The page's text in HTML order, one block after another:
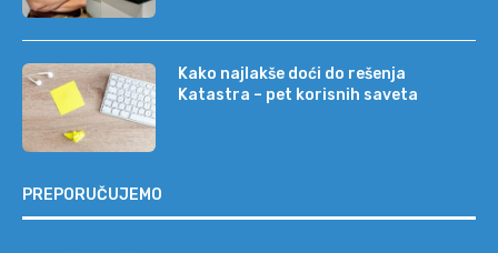
Kako najlakše doći do rešenja
Katastra – pet korisnih saveta
PREPORUČUJEMO